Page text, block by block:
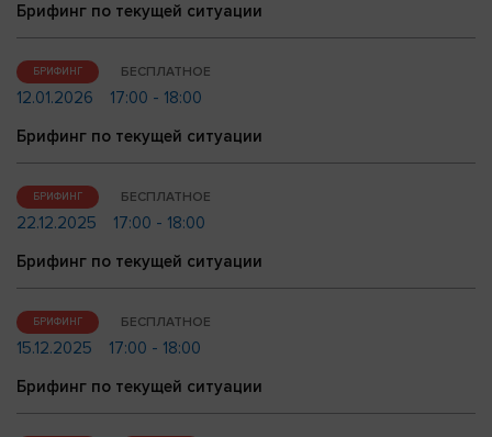
Брифинг по текущей ситуации
БРИФИНГ БЕСПЛАТНОЕ
12.01.2026
17:00 - 18:00
Брифинг по текущей ситуации
БРИФИНГ БЕСПЛАТНОЕ
22.12.2025
17:00 - 18:00
Брифинг по текущей ситуации
БРИФИНГ БЕСПЛАТНОЕ
15.12.2025
17:00 - 18:00
Брифинг по текущей ситуации